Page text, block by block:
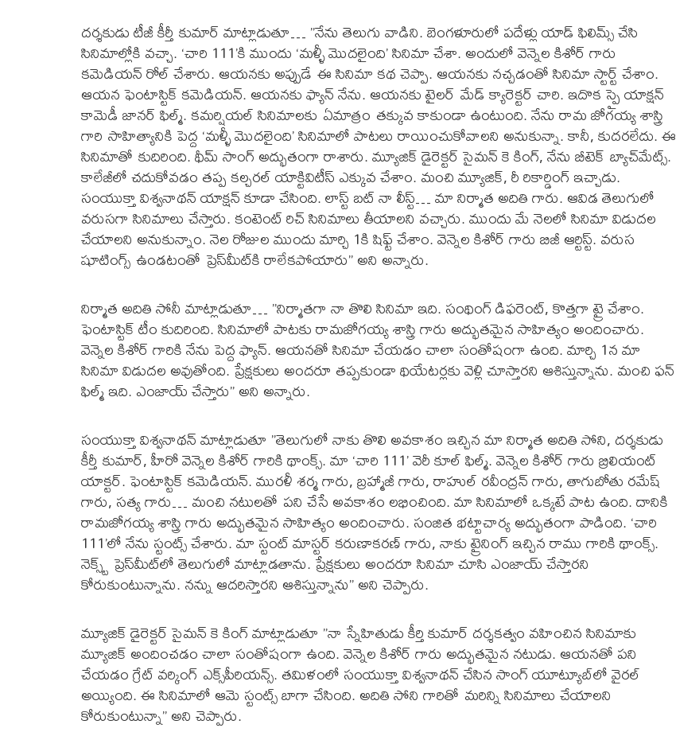
దర్శకుడు టీజీ కీర్తీ కుమార్ మాట్లాడుతూ… ”నేను తెలుగు వాడిని. బెంగళూరులో పదేళ్లు యాడ్ ఫిలిమ్స్ చేసి
సినిమాల్లోకి వచ్చా. ‘చారి 111’కి ముందు ‘మళ్ళీ మొదలైంది’ సినిమా చేశా. అందులో వెన్నెల కిశోర్ గారు
కమెడియన్ రోల్ చేశారు. ఆయనకు అప్పుడే ఈ సినిమా కథ చెప్పా. ఆయనకు నచ్చడంతో సినిమా స్టార్ట్ చేశాం.
ఆయన ఫెంటాస్టిక్ కమెడియన్. ఆయనకు ఫ్యాన్ నేను. ఆయనకు టైలర్ మేడ్ క్యారెక్టర్ చారి. ఇదొక స్పై యాక్షన్
కామెడీ జానర్ ఫిల్మ్. కమర్షియల్ సినిమాలకు ఏమాత్రం తక్కువ కాకుండా ఉంటుంది. నేను రామ జోగయ్య శాస్త్రి
గారి సాహిత్యానికి పెద్ద ‘మళ్ళీ మొదలైంది’ సినిమాలో పాటలు రాయించుకోవాలని అనుకున్నా. కానీ, కుదరలేదు. ఈ
సినిమాతో కుదిరింది. థీమ్ సాంగ్ అద్భుతంగా రాశారు. మ్యూజిక్ డైరెక్టర్ సైమన్ కె కింగ్, నేను బీటెక్ బ్యాచ్‌మేట్స్.
కాలేజీలో చదుకోవడం తప్ప కల్చరల్ యాక్టివిటీస్ ఎక్కువ చేశాం. మంచి మ్యూజిక్, రీ రికార్డింగ్ ఇచ్చాడు.
సంయుక్తా విశ్వనాథన్ యాక్షన్ కూడా చేసింది. లాస్ట్ బట్ నా లీస్ట్… మా నిర్మాత అదితి గారు. ఆవిడ తెలుగులో
వరుసగా సినిమాలు చేస్తారు. కంటెంట్ రిచ్ సినిమాలు తీయాలని వచ్చారు. ముందు మే నెలలో సినిమా విడుదల
చేయాలని అనుకున్నాం. నెల రోజుల ముందు మార్చి 1కి షిఫ్ట్ చేశాం. వెన్నెల కిశోర్ గారు బిజీ ఆర్టిస్ట్. వరుస
షూటింగ్స్ ఉండటంతో ప్రెస్‌మీట్‌కి రాలేకపోయారు” అని అన్నారు.
నిర్మాత అదితి సోనీ మాట్లాడుతూ… ”నిర్మాతగా నా తొలి సినిమా ఇది. సంథింగ్ డిఫరెంట్, కొత్తగా ట్రై చేశాం.
ఫెంటాస్టిక్ టీం కుదిరింది. సినిమాలో పాటకు రామజోగయ్య శాస్త్రి గారు అద్భుతమైన సాహిత్యం అందించారు.
వెన్నెల కిశోర్ గారికి నేను పెద్ద ఫ్యాన్. ఆయనతో సినిమా చేయడం చాలా సంతోషంగా ఉంది. మార్చి 1న మా
సినిమా విడుదల అవుతోంది. ప్రేక్షకులు అందరూ తప్పకుండా థియేటర్లకు వెళ్లి చూస్తారని ఆశిస్తున్నాను. మంచి ఫన్
ఫిల్మ్ ఇది. ఎంజాయ్ చేస్తారు” అని అన్నారు.
సంయుక్తా విశ్వనాథన్ మాట్లాడుతూ ”తెలుగులో నాకు తొలి అవకాశం ఇచ్చిన మా నిర్మాత అదితి సోని, దర్శకుడు
కీర్తీ కుమార్, హీరో వెన్నెల కిశోర్ గారికి థాంక్స్. మా ‘చారి 111’ వెరీ కూల్ ఫిల్మ్. వెన్నెల కిశోర్ గారు బ్రిలియంట్
యాక్టర్. ఫెంటాస్టిక్ కమెడియన్. మురళీ శర్మ గారు, బ్రహ్మాజీ గారు, రాహుల్ రవీంద్రన్ గారు, తాగుబోతు రమేష్
గారు, సత్య గారు… మంచి నటులతో పని చేసే అవకాశం లభించింది. మా సినిమాలో ఒక్కటే పాట ఉంది. దానికి
రామజోగయ్య శాస్త్రి గారు అద్భుతమైన సాహిత్యం అందించారు. సంజిత భట్టాచార్య అద్భుతంగా పాడింది. ‘చారి
111’లో నేను స్టంట్స్ చేశారు. మా స్టంట్ మాస్టర్ కరుణాకరణ్ గారు, నాకు ట్రైనింగ్ ఇచ్చిన రాము గారికి థాంక్స్.
నెక్స్ట్ ప్రెస్‌మీట్‌లో తెలుగులో మాట్లాడతాను. ప్రేక్షకులు అందరూ సినిమా చూసి ఎంజాయ్ చేస్తారని
కోరుకుంటున్నాను. నన్ను ఆదరిస్తారని ఆశిస్తున్నాను” అని చెప్పారు.
మ్యూజిక్ డైరెక్టర్ సైమన్ కె కింగ్ మాట్లాడుతూ ”నా స్నేహితుడు కీర్తి కుమార్ దర్శకత్వం వహించిన సినిమాకు
మ్యూజిక్ అందించడం చాలా సంతోషంగా ఉంది. వెన్నెల కిశోర్ గారు అద్భుతమైన నటుడు. ఆయనతో పని
చేయడం గ్రేట్ వర్కింగ్ ఎక్స్‌పీరియన్స్. తమిళంలో సంయుక్తా విశ్వనాథన్ చేసిన సాంగ్‌ యూట్యూబ్‌లో వైరల్‌
అయ్యింది. ఈ సినిమాలో ఆమె స్టంట్స్ బాగా చేసింది. అదితి సోని గారితో మరిన్ని సినిమాలు చేయాలని
కోరుకుంటున్నా” అని చెప్పారు.